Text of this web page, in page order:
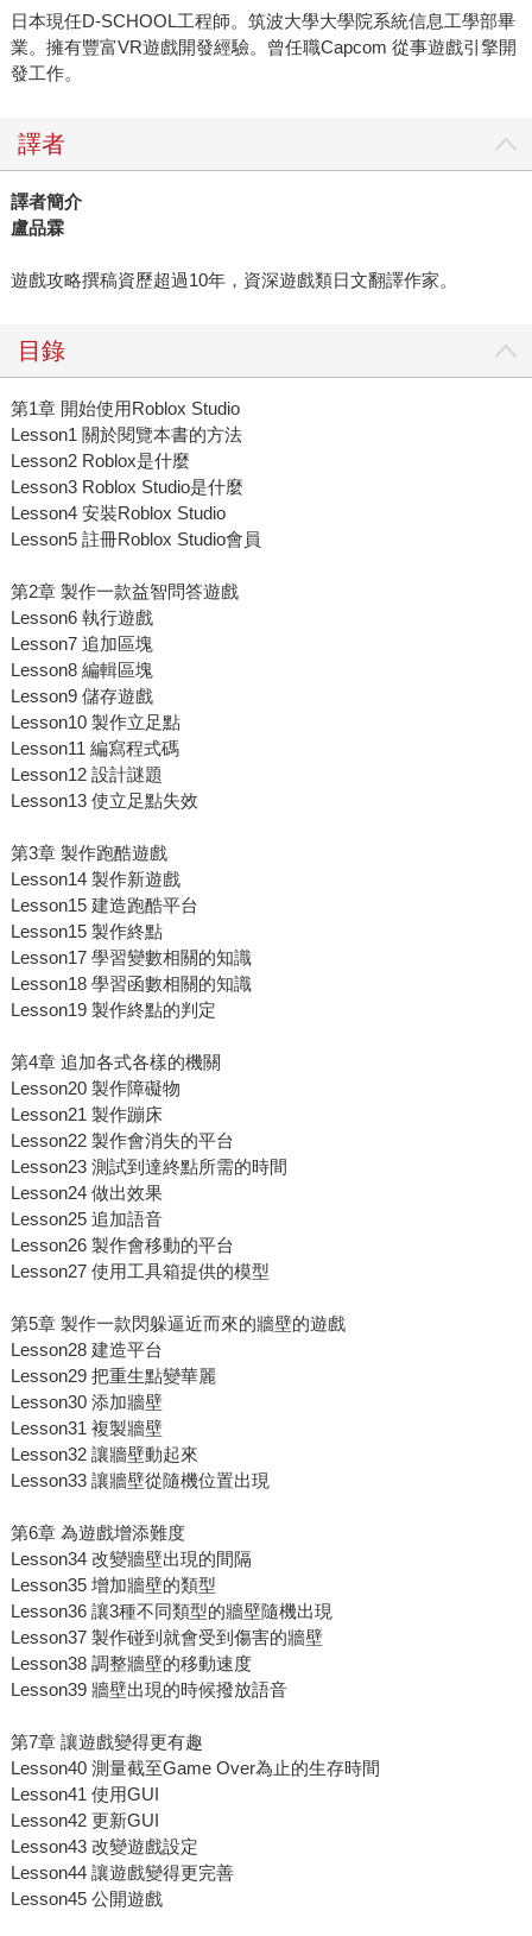
日本現任D-SCHOOL工程師。筑波大學大學院系統信息工學部畢
業。擁有豐富VR遊戲開發經驗。曾任職Capcom 從事遊戲引擎開
發工作。
譯者
譯者簡介
盧品霖
遊戲攻略撰稿資歷超過10年，資深遊戲類日文翻譯作家。
目錄
第1章 開始使用Roblox Studio
Lesson1 關於閱覽本書的方法
Lesson2 Roblox是什麼
Lesson3 Roblox Studio是什麼
Lesson4 安裝Roblox Studio
Lesson5 註冊Roblox Studio會員
第2章 製作一款益智問答遊戲
Lesson6 執行遊戲
Lesson7 追加區塊
Lesson8 編輯區塊
Lesson9 儲存遊戲
Lesson10 製作立足點
Lesson11 編寫程式碼
Lesson12 設計謎題
Lesson13 使立足點失效
第3章 製作跑酷遊戲
Lesson14 製作新遊戲
Lesson15 建造跑酷平台
Lesson15 製作終點
Lesson17 學習變數相關的知識
Lesson18 學習函數相關的知識
Lesson19 製作終點的判定
第4章 追加各式各樣的機關
Lesson20 製作障礙物
Lesson21 製作蹦床
Lesson22 製作會消失的平台
Lesson23 測試到達終點所需的時間
Lesson24 做出效果
Lesson25 追加語音
Lesson26 製作會移動的平台
Lesson27 使用工具箱提供的模型
第5章 製作一款閃躲逼近而來的牆壁的遊戲
Lesson28 建造平台
Lesson29 把重生點變華麗
Lesson30 添加牆壁
Lesson31 複製牆壁
Lesson32 讓牆壁動起來
Lesson33 讓牆壁從隨機位置出現
第6章 為遊戲增添難度
Lesson34 改變牆壁出現的間隔
Lesson35 增加牆壁的類型
Lesson36 讓3種不同類型的牆壁隨機出現
Lesson37 製作碰到就會受到傷害的牆壁
Lesson38 調整牆壁的移動速度
Lesson39 牆壁出現的時候撥放語音
第7章 讓遊戲變得更有趣
Lesson40 測量截至Game Over為止的生存時間
Lesson41 使用GUI
Lesson42 更新GUI
Lesson43 改變遊戲設定
Lesson44 讓遊戲變得更完善
Lesson45 公開遊戲